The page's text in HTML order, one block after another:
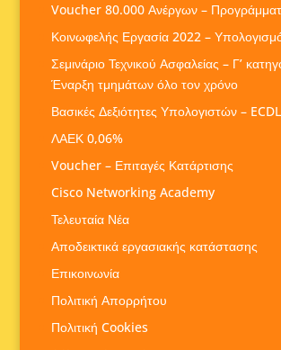
Voucher 80.000 Ανέργων –
Κοινωφελής Εργασία 2022 –
Σεμινάριο Τεχνικού Ασφαλείας – Γ’
Έναρξη τμημάτων όλο τον χρόνο
Βασικές Δεξιότητες Υπολογιστών – ECDL
ΛΑΕΚ 0,06%
Voucher – Επιταγές Κατάρτισης
Cisco Networking Academy
Τελευταία Νέα
Αποδεικτικά εργασιακής κατάστασης
Επικοινωνία
Πολιτική Απορρήτου
Πολιτική Cookies